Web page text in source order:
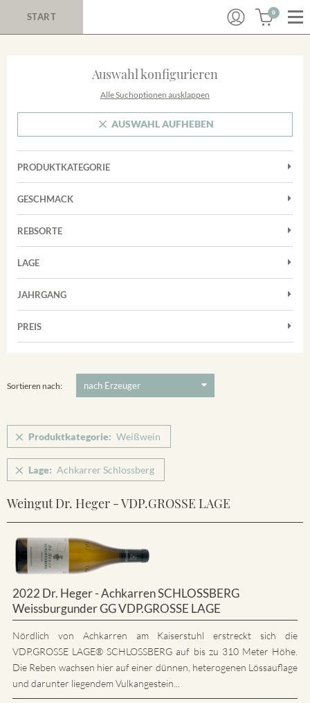
START 0
Auswahl konfigurieren
Alle Suchoptionen ausklappen
AUSWAHL AUFHEBEN
PRODUKTKATEGORIE
Cuvées
Rosé
Sekt
Trester/Spirituosen
Weißwein
Verpackung
GESCHMACK
Trocken
REBSORTE
Auxerrois
Cuvée
Grauburgunder
LAGE
Achkarrer Schlossberg
Merdinger Bühl
Vorderer Winklerberg
Winklerberg
Winklerberg Winklen
JAHRGANG
PREIS
Sortieren nach:
Produktkategorie: Weißwein
Lage: Achkarrer Schlossberg
Weingut Dr. Heger - VDP.GROSSE LAGE
2022 Dr. Heger - Achkarren SCHLOSSBERG
Weissburgunder GG VDP.GROSSE LAGE
Nördlich von Achkarren am Kaiserstuhl erstreckt sich die
VDP.GROSSE LAGE® SCHLOSSBERG auf bis zu 310 Meter Höhe.
Die Reben wachsen hier auf einer dünnen, heterogenen Lössauflage
und darunter liegendem Vulkangestein...